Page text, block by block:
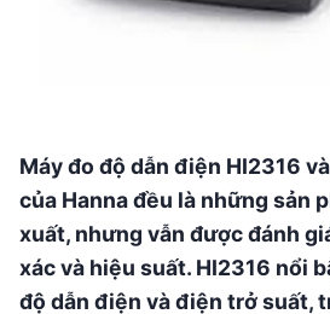
Máy đo độ dẫn điện HI2316
của Hanna đều là những sản
xuất, nhưng vẫn được đánh
xác và hiệu suất. HI2316 nổi
độ dẫn điện và điện trở suất,